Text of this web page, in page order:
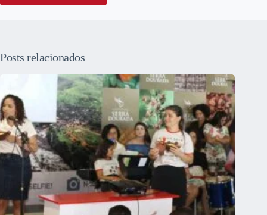
Posts relacionados